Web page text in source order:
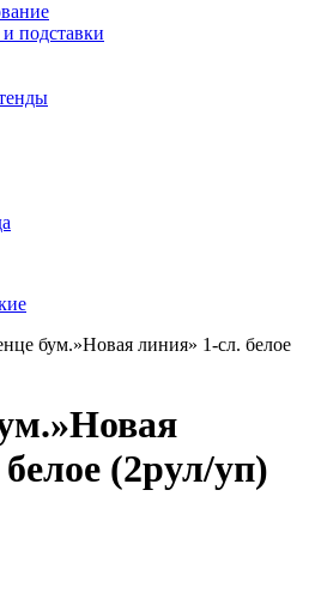
подставки
бум.»Новая линия» 1-сл. белое
(2рул/уп)